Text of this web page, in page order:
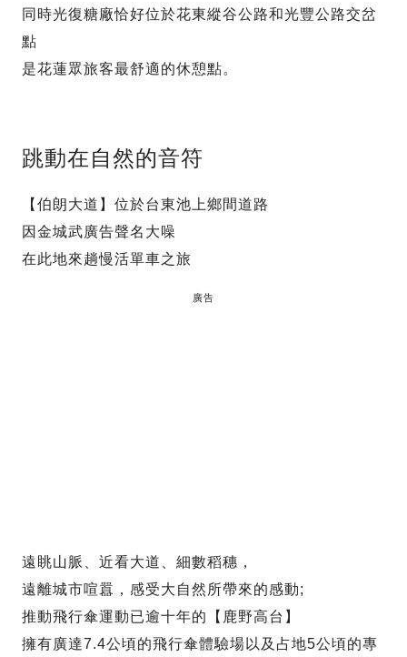
同時光復糖廠恰好位於花東縱谷公路和光豐公路交岔
點
是花蓮眾旅客最舒適的休憩點。
跳動在自然的音符
【伯朗大道】位於台東池上鄉間道路
因金城武廣告聲名大噪
在此地來趟慢活單車之旅
廣告
遠眺山脈、近看大道、細數稻穗，
遠離城市喧囂，感受大自然所帶來的感動;
推動飛行傘運動已逾十年的【鹿野高台】
擁有廣達7.4公頃的飛行傘體驗場以及占地5公頃的專